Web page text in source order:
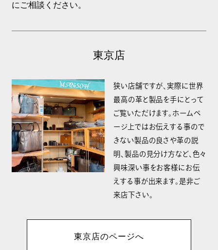
にご相談ください。
東京店
狭い店舗ですが、実際に世界
最高の革と製品を手にとって
ご覧いただけます。ホームペ
ージ上ではお伝えする事ので
きない製品の良さや革の説
明、製品の見分け方など、色々
興味深い事をお客様にお伝
えする事が出来ます。是非ご
来店下さい。
東京店のページへ